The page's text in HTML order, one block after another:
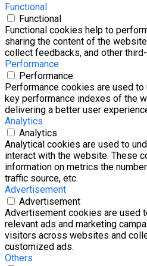
Functional
Functional
Functional cookies help to
sharing the content of the
collect feedbacks, and other
Performance
Performance
Performance cookies are used to
key performance indexes of the
delivering a better user
Analytics
Analytics
Analytical cookies are used to
interact with the website. These
information on metrics the
traffic source, etc.
Advertisement
Advertisement
Advertisement cookies are used
relevant ads and marketing
visitors across websites and
customized ads.
Others